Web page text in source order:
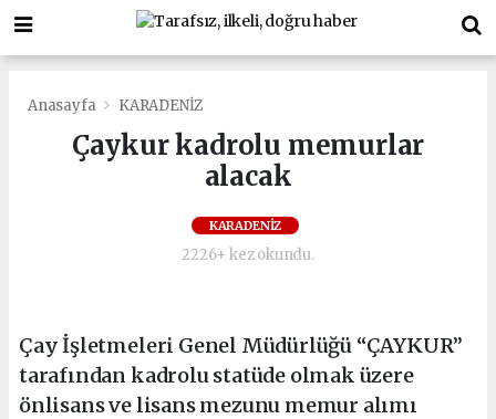
Anasayfa KARADENİZ
Çaykur kadrolu memurlar
alacak
KARADENİZ
2226+ kez okundu.
Çay İşletmeleri Genel Müdürlüğü “ÇAYKUR”
tarafından kadrolu statüde olmak üzere
önlisans ve lisans mezunu memur alımı